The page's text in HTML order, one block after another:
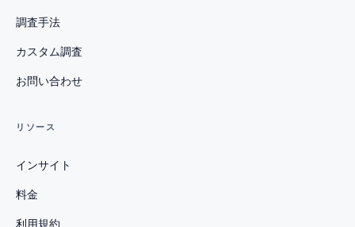
調査手法
カスタム調査
お問い合わせ
リソース
インサイト
料金
利用規約